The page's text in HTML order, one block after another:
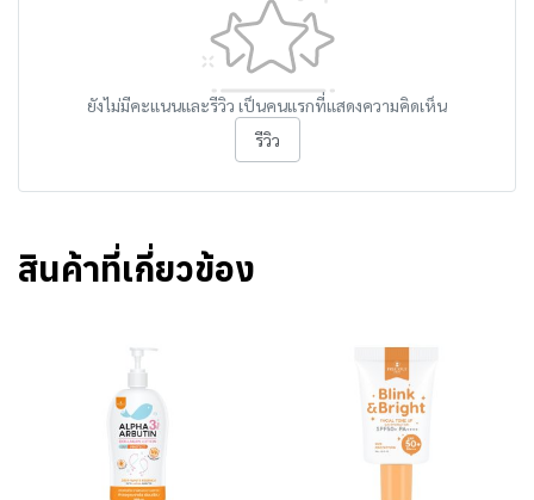
ยังไม่มีคะแนนและรีวิว เป็นคนแรกที่แสดงความคิดเห็น
รีวิว
สินค้าที่เกี่ยวข้อง